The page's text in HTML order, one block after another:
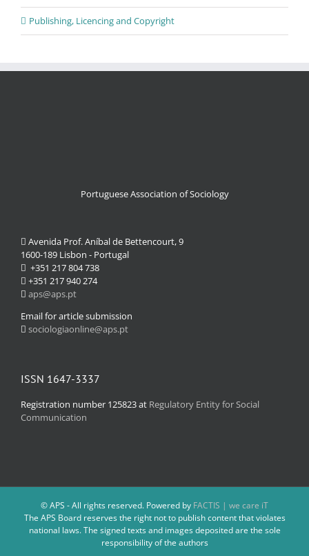
Publishing, Licencing and Copyright
Portuguese Association of Sociology
Avenida Prof. Aníbal de Bettencourt, 9
1600-189 Lisbon - Portugal
+351 217 804 738
+351 217 940 274
aps@aps.pt
Email for article submission
sociologiaonline@aps.pt
ISSN 1647-3337
Registration number 125823 at Regulatory Entity for Social
Communication
© APS - All rights reserved. Powered by FACTIS | we care iT
The APS Board reserves the right not to publish content that violates
national laws. The signed texts and images deposited are the sole
responsibility of the authors